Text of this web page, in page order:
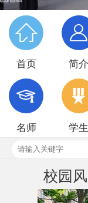

首页

简介

名师

学生
校园